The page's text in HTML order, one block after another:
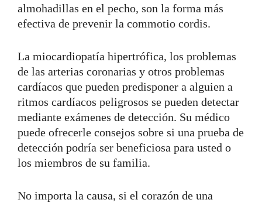
almohadillas en el pecho, son la forma más
efectiva de prevenir la commotio cordis.
La miocardiopatía hipertrófica, los problemas
de las arterias coronarias y otros problemas
cardíacos que pueden predisponer a alguien a
ritmos cardíacos peligrosos se pueden detectar
mediante exámenes de detección. Su médico
puede ofrecerle consejos sobre si una prueba de
detección podría ser beneficiosa para usted o
los miembros de su familia.
No importa la causa, si el corazón de una